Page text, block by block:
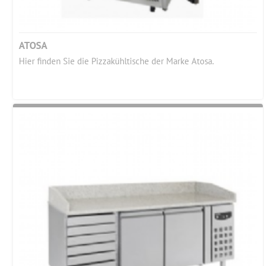
ATOSA
Hier finden Sie die Pizzakühltische der Marke Atosa.